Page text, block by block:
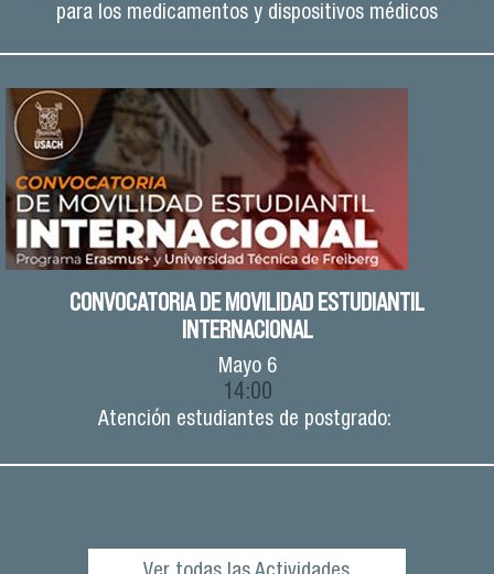
para los medicamentos y dispositivos médicos
CONVOCATORIA DE MOVILIDAD ESTUDIANTIL
INTERNACIONAL
Mayo6
14:00
Atención estudiantes de postgrado: